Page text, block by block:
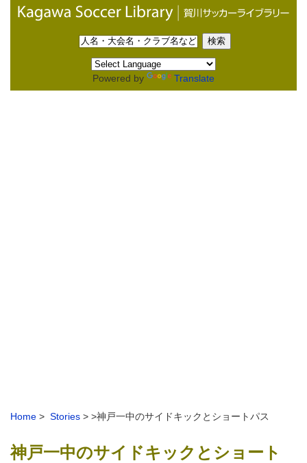
Powered by Translate
Home > Stories > >神戸一中のサイドキックとショートパス
神戸一中のサイドキックとショート